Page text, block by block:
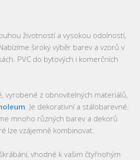
životností a vysokou odolností,
Nabízíme široký výběr barev a vzorů v
PVC do bytových i komerčních
vyrobené z obnovitelných materiálů,
. Je dekorativní a stálobarevné.
mnoho různých barev a dekorů
lze vzájemně kombinovat.
vhodné k vašim čtyřnohým